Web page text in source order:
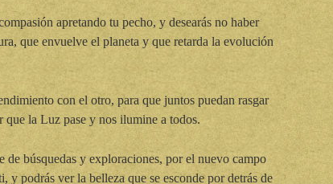
apretando tu pecho, y desearás no haber
que envuelve el planeta y que retarda la evolución
con el otro, para que juntos puedan rasgar
la Luz pase y nos ilumine a todos.
búsquedas y exploraciones, por el nuevo campo
y podrás ver la belleza que se esconde por detrás de